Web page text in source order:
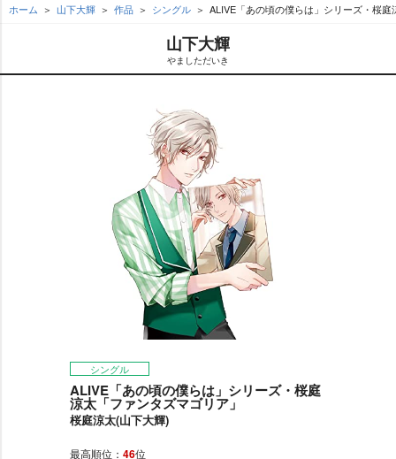
ホーム 山下大輝 作品 シングル ALIVE「あの頃の僕らは」シリーズ・桜
山下大輝
ましただいき
シングル
ALIVE「あの頃の僕らは」シリーズ・桜庭
涼太「ファンタズマゴリア」
桜庭涼太(山下大輝)
最高順位： 46位